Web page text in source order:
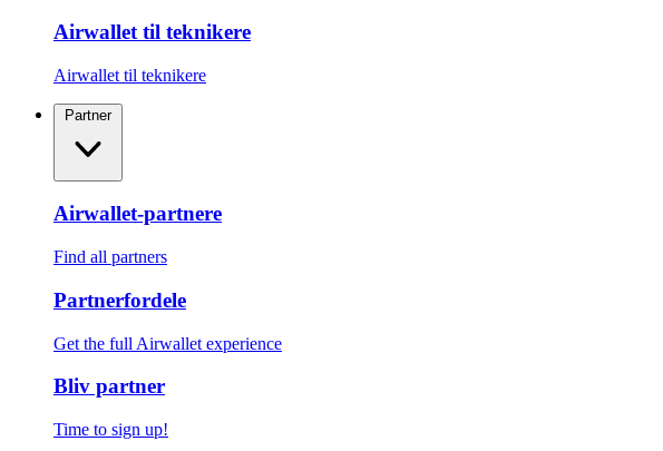
Airwallet til teknikere
Airwallet til teknikere
Partner
Airwallet-partnere
Find all partners
Partnerfordele
Get the full Airwallet experience
Bliv partner
Time to sign up!